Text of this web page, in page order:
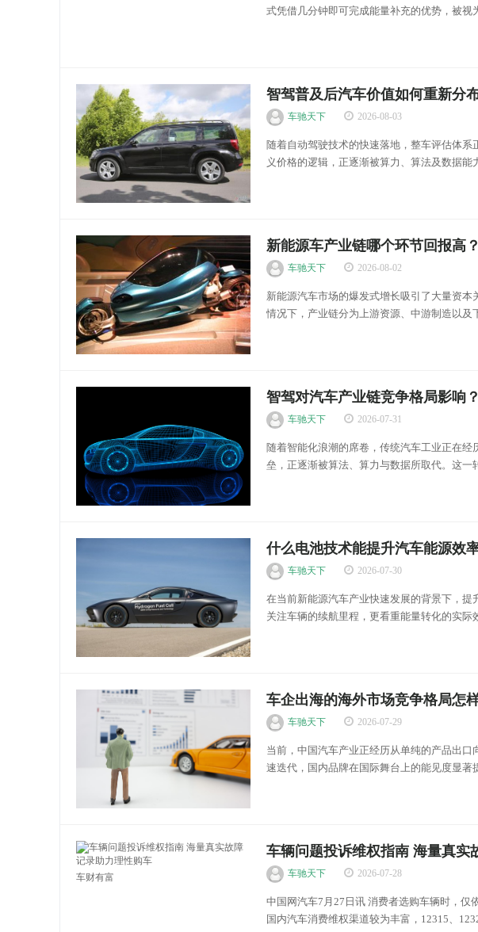
式凭借几分钟即可完成能量补充的优势，被
门槛。建设一座具备服务能力的换电站，不
智驾普及后汽车价值如何重新分
车驰天下 2026-08-03
随着自动驾驶技术的快速落地，整车评估体
义价格的逻辑，正逐渐被算力、算法及数据
智能终端演进。 在传统造车理念中，车辆贬
新能源车产业链哪个环节回报高？
车驰天下 2026-08-02
新能源汽车市场的爆发式增长吸引了大量资
情况下，产业链分为上游资源、中游制造以
镍等关键原材料的开采与加工。在供需紧张
智驾对汽车产业链竞争格局影响？
车驰天下 2026-07-31
随着智能化浪潮的席卷，传统汽车工业正在
垒，正逐渐被算法、算力与数据所取代。这
车已成为行业共识。 在传统模式下，一级供
什么电池技术能提升汽车能源效
车驰天下 2026-07-30
在当前新能源汽车产业快速发展的背景下，
关注车辆的续航里程，更看重能量转化的实
提高能量密度和降低内阻来实现更高效的能
车企出海的海外市场竞争格局怎
车驰天下 2026-07-29
当前，中国汽车产业正经历从单纯的产品出
速迭代，国内品牌在国际舞台上的能见度显
从低端走向高端。 在不同区域市场中，竞争
车财有富
车辆问题投诉维权指南 海量真实
车驰天下 2026-07-28
中国网汽车7月27日讯 消费者选购车辆时，仅
国内汽车消费维权渠道较为丰富，12315、